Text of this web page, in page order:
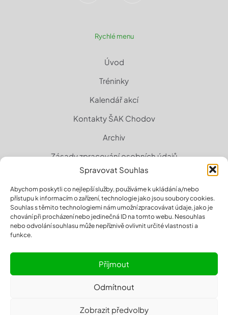
Spravovat Souhlas
Abychom poskytli co nejlepší služby, používáme k ukládání a/nebo
přístupu k informacím o zařízení, technologie jako jsou soubory cookies.
Souhlas s těmito technologiemi nám umožní zpracovávat údaje, jako je
chování při procházení nebo jedinečná ID na tomto webu. Nesouhlas
nebo odvolání souhlasu může nepříznivě ovlivnit určité vlastnosti a
funkce.
Příjmout
Odmítnout
Zobrazit předvolby
Rychlé menu
Úvod
Tréninky
Kalendář akcí
Kontakty ŠAK Chodov
Archiv
Zásady zpracování osobních údajů
Zásady cookies (EU)
© 2026 sakchodov.cz | All Rights Reserved | Powered by